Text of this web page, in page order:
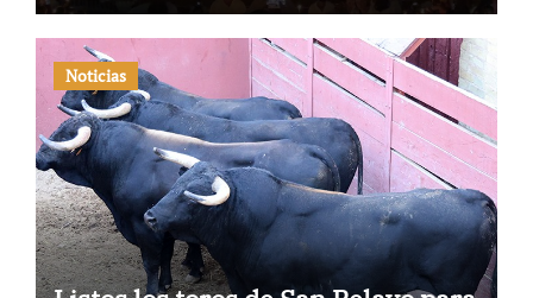
Noticias